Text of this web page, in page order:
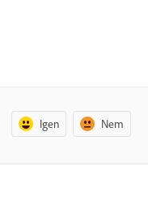
Igen Nem